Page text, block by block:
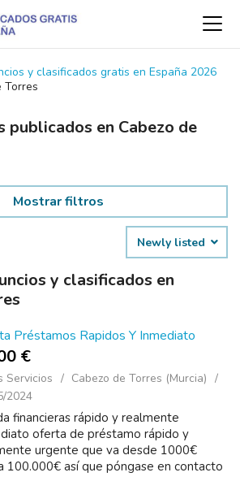
y clasificados gratis en España 2026
Torres
publicados en Cabezo de
Mostrar filtros
Newly listed
y clasificados en
Préstamos Rapidos Y Inmediato
€
Servicios
Cabezo de Torres (Murcia)
2024
financieras rápido y realmente
oferta de préstamo rápido y
urgente que va desde 1000€
100.000€ así que póngase en contacto